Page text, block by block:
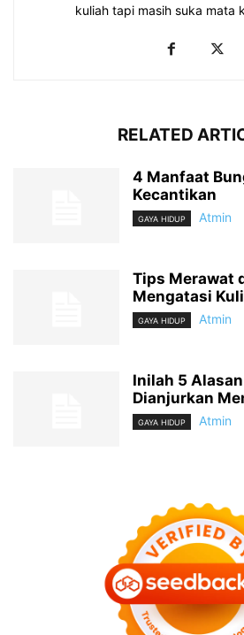
kuliah tapi masih suka mata
RELATED
4 Manfaat
Kecantikan
GAYA HIDUP Atmin
Tips Merawat
Mengatasi
GAYA HIDUP Atmin
Inilah 5
Dianjurkan
GAYA HIDUP Atmin